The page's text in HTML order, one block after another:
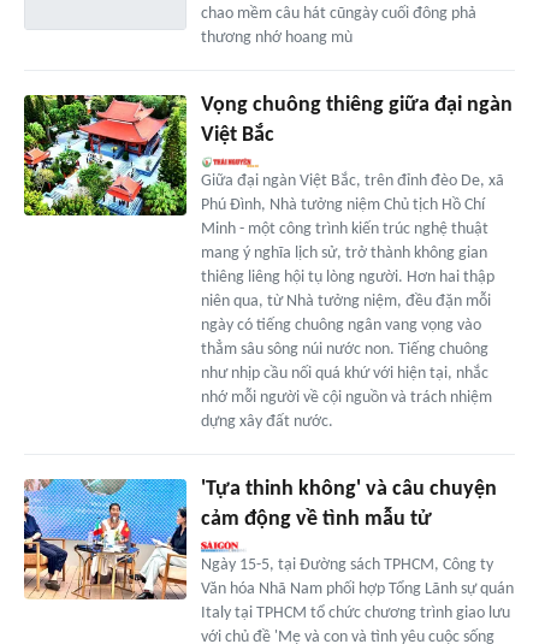
chao mềm câu hát cũngày cuối đông phả
thương nhớ hoang mù
Vọng chuông thiêng giữa đại ngàn
Việt Bắc
Giữa đại ngàn Việt Bắc, trên đỉnh đèo De, xã
Phú Đình, Nhà tưởng niệm Chủ tịch Hồ Chí
Minh - một công trình kiến trúc nghệ thuật
mang ý nghĩa lịch sử, trở thành không gian
thiêng liêng hội tụ lòng người. Hơn hai thập
niên qua, từ Nhà tưởng niệm, đều đặn mỗi
ngày có tiếng chuông ngân vang vọng vào
thẳm sâu sông núi nước non. Tiếng chuông
như nhịp cầu nối quá khứ với hiện tại, nhắc
nhớ mỗi người về cội nguồn và trách nhiệm
dựng xây đất nước.
'Tựa thinh không' và câu chuyện
cảm động về tình mẫu tử
Ngày 15-5, tại Đường sách TPHCM, Công ty
Văn hóa Nhã Nam phối hợp Tổng Lãnh sự quán
Italy tại TPHCM tổ chức chương trình giao lưu
với chủ đề 'Mẹ và con và tình yêu cuộc sống